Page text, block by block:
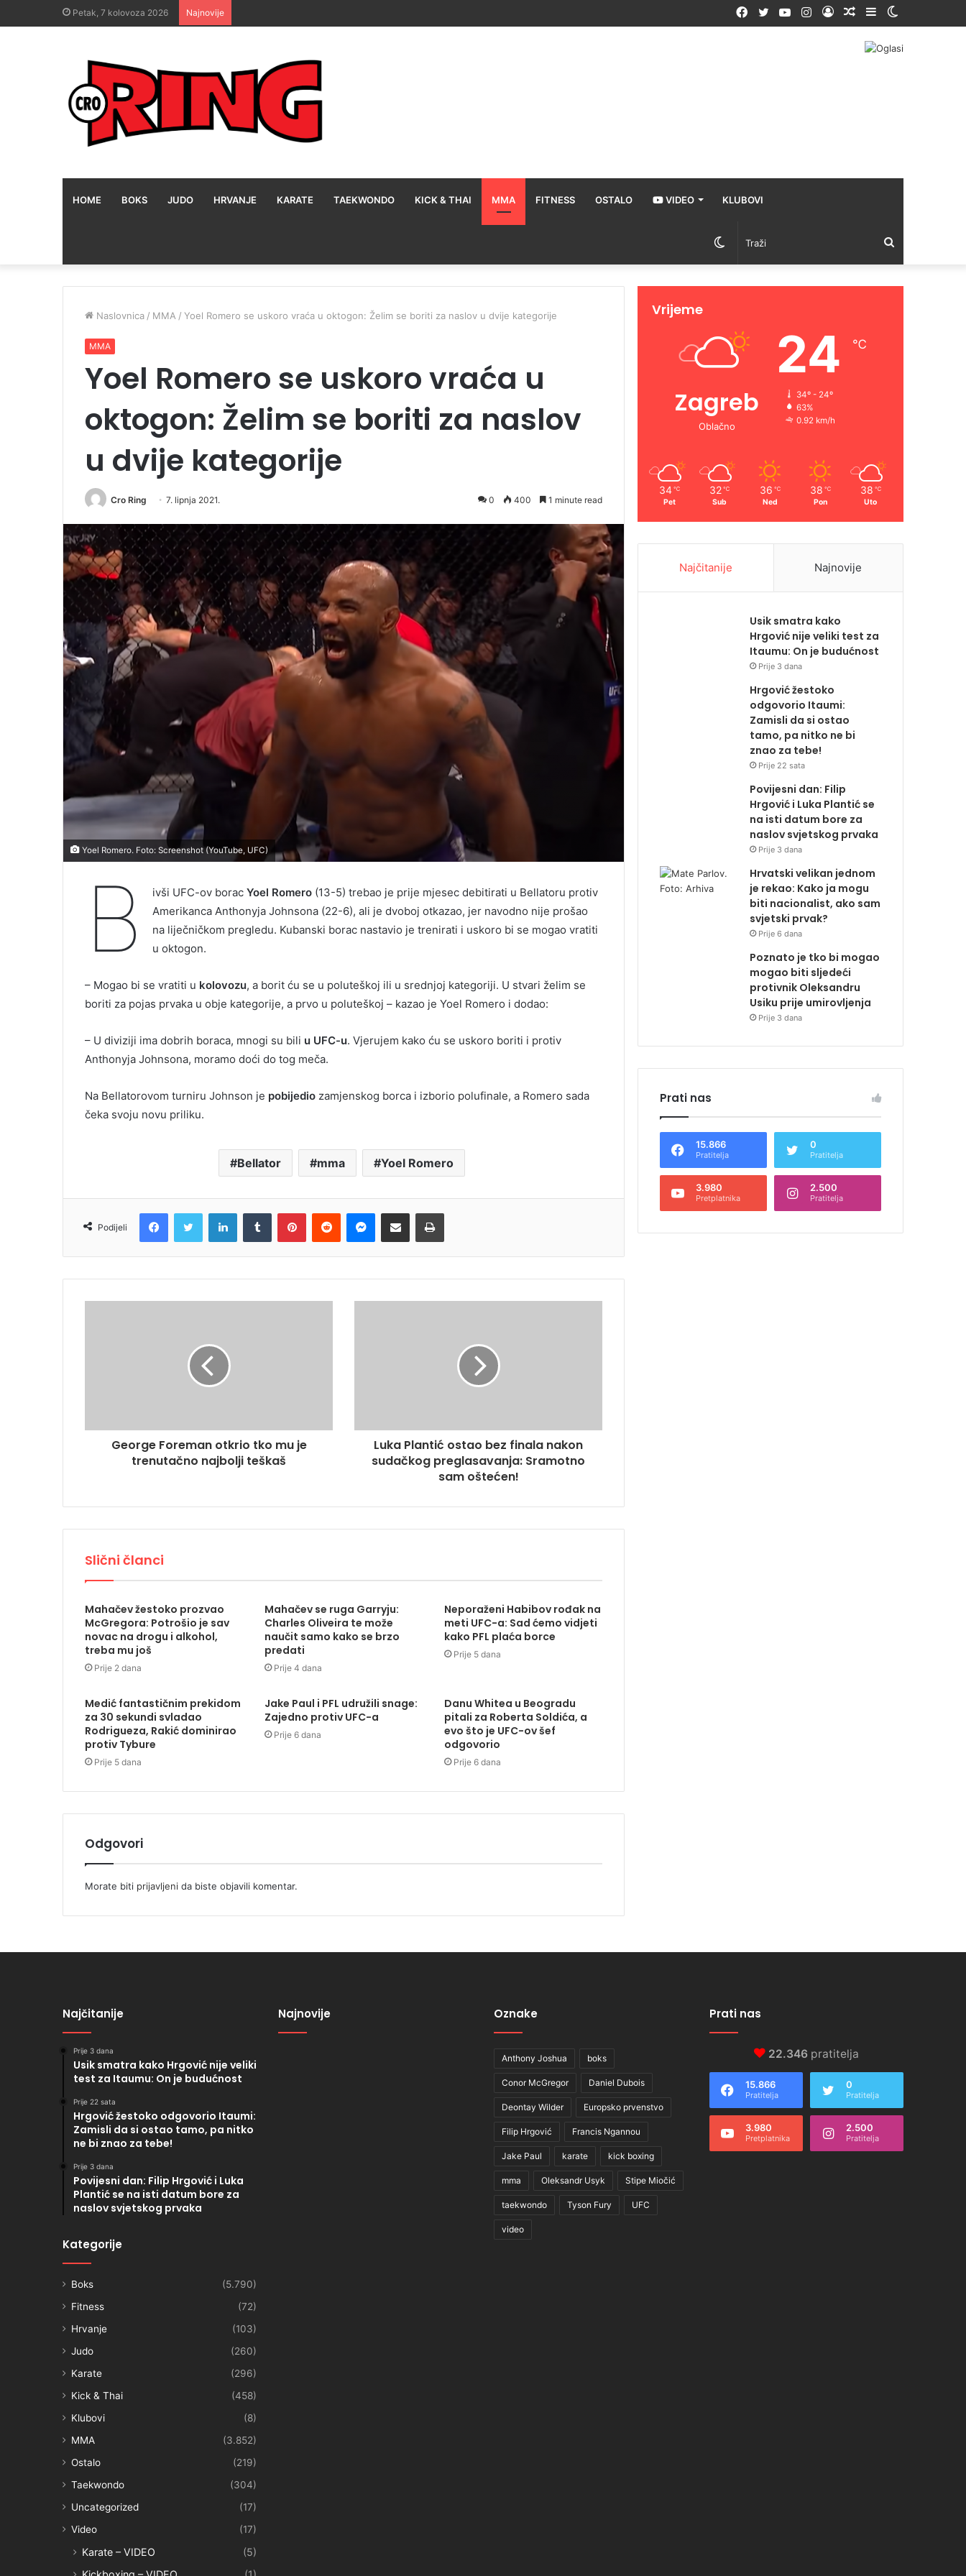
Petak, 7 kolovoza 2026 Najnovije Sidebar
Random
Prijava
Instagram
YouTube
Twitter
Facebook
HOME BOKS JUDO HRVANJE KARATE TAEKWONDO KICK & THAI MMA FITNESS OSTALO VIDEO KLUBOVI
Traži
Switch
skin
Naslovnica / MMA / Yoel Romero se uskoro vraća u oktogon: Želim se boriti za naslov u dvije kategorije
MMA
Yoel Romero se uskoro vraća u
oktogon: Želim se boriti za naslov
u dvije kategorije
Cro Ring 7. lipnja 2021. 0 400 1 minute read
Yoel Romero. Foto: Screenshot (YouTube, UFC)
B ivši UFC-ov borac Yoel Romero(13-5) trebao je prije mjesec debitirati u Bellatoru protiv
Amerikanca Anthonyja Johnsona (22-6), ali je dvoboj otkazao, jer navodno nije prošao
na liječničkom pregledu. Kubanski borac nastavio je trenirati i uskoro bi se mogao vratiti
u oktogon.
– Mogao bi se vratiti u kolovozu, a borit ću se u poluteškoj ili u srednjoj kategoriji. U stvari želim se
boriti za pojas prvaka u obje kategorije, a prvo u poluteškoj – kazao je Yoel Romero i dodao:
– U diviziji ima dobrih boraca, mnogi su bili u UFC-u. Vjerujem kako ću se uskoro boriti i protiv
Anthonyja Johnsona, moramo doći do tog meča.
Na Bellatorovom turniru Johnson je pobijedio zamjenskog borca i izborio polufinale, a Romero sada
čeka svoju novu priliku.
Bellator mma Yoel Romero
Podijeli
FacebookTwitter LinkedInTumblr PinterestReddit MessengerPodijeli e-mailom Ispis
George Foreman otkrio tko mu je
trenutačno najbolji teškaš
Luka Plantić ostao bez finala nakon
sudačkog preglasavanja: Sramotno
sam oštećen!
Slični članci
Mahačev žestoko prozvao
McGregora: Potrošio je sav
novac na drogu i alkohol,
treba mu još
Prije 2 dana
Mahačev se ruga Garryju:
Charles Oliveira te može
naučit samo kako se brzo
predati
Prije 4 dana
Neporaženi Habibov rođak na
meti UFC-a: Sad ćemo vidjeti
kako PFL plaća borce
Prije 5 dana
Medić fantastičnim prekidom
za 30 sekundi svladao
Rodrigueza, Rakić dominirao
protiv Tybure
Prije 5 dana
Jake Paul i PFL udružili snage:
Zajedno protiv UFC-a
Prije 6 dana
Danu Whitea u Beogradu
pitali za Roberta Soldića, a
evo što je UFC-ov šef
odgovorio
Prije 6 dana
Odgovori
Morate biti prijavljeni da biste objavili komentar.
Vrijeme
Zagreb
Oblačno
24 ℃
34º - 24º
63%
0.92 km/h
34 ℃
Pet
32 ℃
Sub
36 ℃
Ned
38 ℃
Pon
38 ℃
Uto
Najčitanije Najnovije
Usik smatra kako
Hrgović nije veliki test za
Itaumu: On je budućnost
Prije 3 dana
Hrgović žestoko
odgovorio Itaumi:
Zamisli da si ostao
tamo, pa nitko ne bi
znao za tebe!
Prije 22 sata
Povijesni dan: Filip
Hrgović i Luka Plantić se
na isti datum bore za
naslov svjetskog prvaka
Prije 3 dana
Hrvatski velikan jednom
je rekao: Kako ja mogu
biti nacionalist, ako sam
svjetski prvak?
Prije 6 dana
Poznato je tko bi mogao
mogao biti sljedeći
protivnik Oleksandru
Usiku prije umirovljenja
Prije 3 dana
Prati nas
15.866
Pratitelja
0
Pratitelja
3.980
Pretplatnika
2.500
Pratitelja
Najčitanije
Prije 3 dana
Usik smatra kako Hrgović nije veliki
test za Itaumu: On je budućnost
Prije 22 sata
Hrgović žestoko odgovorio Itaumi:
Zamisli da si ostao tamo, pa nitko
ne bi znao za tebe!
Prije 3 dana
Povijesni dan: Filip Hrgović i Luka
Plantić se na isti datum bore za
naslov svjetskog prvaka
Kategorije
Boks
(5.790)
Fitness
(72)
Hrvanje
(103)
Judo
(260)
Karate
(296)
Kick & Thai
(458)
Klubovi
(8)
MMA
(3.852)
Ostalo
(219)
Taekwondo
(304)
Uncategorized
(17)
Video
(17)
Karate – VIDEO
(5)
Najnovije Oznake
Anthony Joshua boks
Conor McGregor Daniel Dubois
Deontay Wilder Europsko prvenstvo
Filip Hrgović Francis Ngannou
Jake Paul karate kick boxing
mma Oleksandr Usyk Stipe Miočić
taekwondo Tyson Fury UFC
video
Prati nas
22.346 pratitelja
15.866
Pratitelja
0
Pratitelja
3.980
Pretplatnika
2.500
Pratitelja